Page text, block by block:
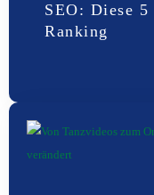
SEO: Diese
Ranking